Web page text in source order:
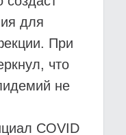
для
При
что
не
COVID